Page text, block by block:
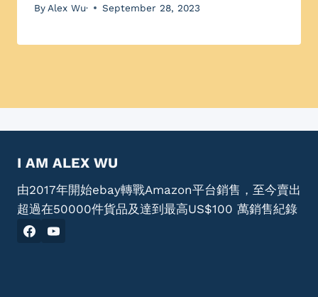
By Alex Wu· September 28, 2023
I AM ALEX WU
由2017年開始ebay轉戰Amazon平台銷售，至今賣出
超過在50000件貨品及達到最高US$100 萬銷售紀錄